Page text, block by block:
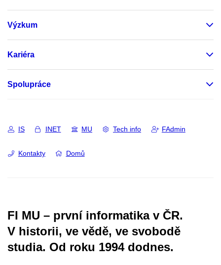
Výzkum
Kariéra
Spolupráce
IS INET MU Tech info FAdmin
Kontakty Domů
FI MU – první informatika v ČR.
V historii, ve vědě, ve svobodě
studia. Od roku 1994 dodnes.